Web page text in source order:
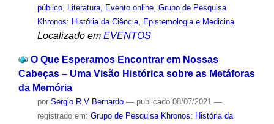
público, Literatura, Evento online, Grupo de Pesquisa
Khronos: História da Ciência, Epistemologia e Medicina
Localizado em EVENTOS
O Que Esperamos Encontrar em Nossas
Cabeças – Uma Visão Histórica sobre as Metáforas
da Memória
por Sergio R V Bernardo — publicado08/07/2021 —
registrado em: Grupo de Pesquisa Khronos: História da